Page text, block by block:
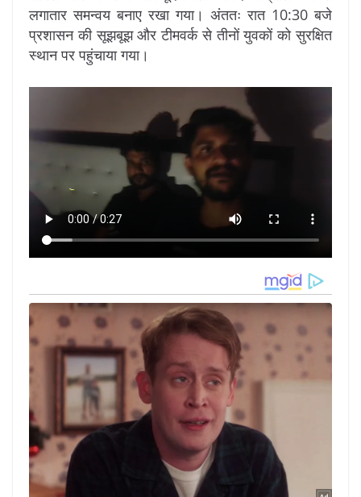
लगातार समन्वय बनाए रखा गया। अंततः रात 10:30 बजे
प्रशासन की सूझबूझ और टीमवर्क से तीनों युवकों को सुरक्षित
स्थान पर पहुंचाया गया।